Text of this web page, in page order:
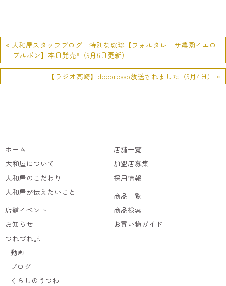
« 大和屋スタッフブログ 特別な珈琲【フォルタレーサ農園イエロ
ーブルボン】本日発売‼（9月6日更新）
【ラジオ高崎】deepresso放送されました（9月4日） »
ホーム
大和屋について
大和屋のこだわり
大和屋が伝えたいこと
店舗イベント
お知らせ
つれづれ記
動画
ブログ
くらしのうつわ
店舗一覧
加盟店募集
採用情報
商品一覧
商品検索
お買い物ガイド